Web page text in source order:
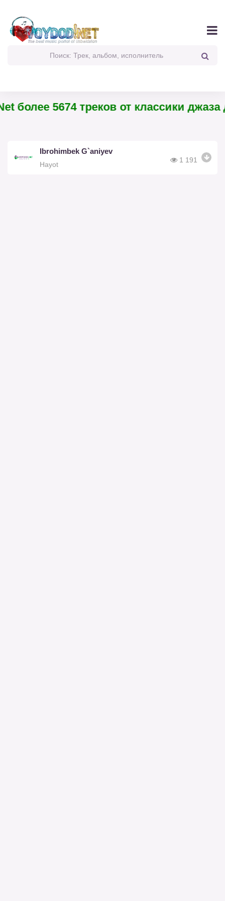
более 5674 треков от классики джаза
Ibrohimbek G`aniyev
Hayot
1 191